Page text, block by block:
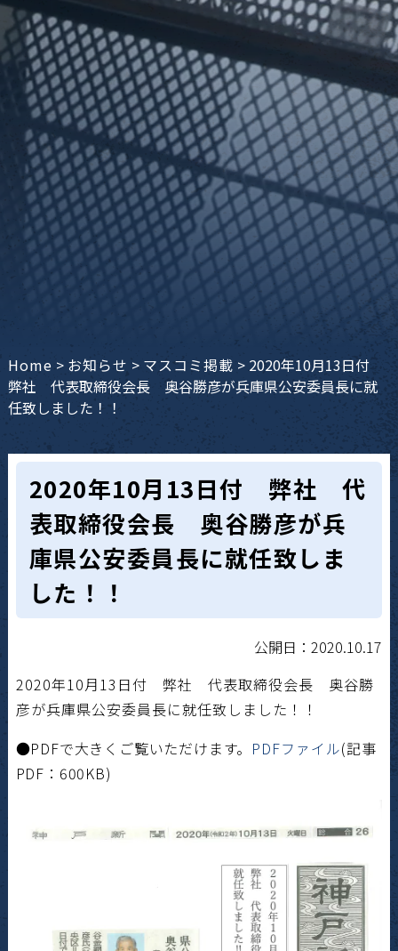
Home > お知らせ > マスコミ掲載 > 2020年10月13日付
弊社 代表取締役会長 奥谷勝彦が兵庫県公安委員長に就
任致しました！！
2020年10月13日付 弊社 代
表取締役会長 奥谷勝彦が兵
庫県公安委員長に就任致しま
した！！
公開日：2020.10.17
2020年10月13日付 弊社 代表取締役会長 奥谷勝
彦が兵庫県公安委員長に就任致しました！！
●PDFで大きくご覧いただけます。 PDFファイル(記事
PDF：600KB)